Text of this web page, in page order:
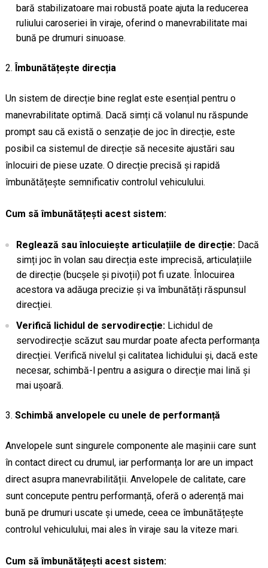
bară stabilizatoare mai robustă poate ajuta la reducerea
ruliului caroseriei în viraje, oferind o manevrabilitate mai
bună pe drumuri sinuoase.
Îmbunătățește direcția
Un sistem de direcție bine reglat este esențial pentru o
manevrabilitate optimă. Dacă simți că volanul nu răspunde
prompt sau că există o senzație de joc în direcție, este
posibil ca sistemul de direcție să necesite ajustări sau
înlocuiri de piese uzate. O direcție precisă și rapidă
îmbunătățește semnificativ controlul vehiculului.
Cum să îmbunătățești acest sistem:
Reglează sau înlocuiește articulațiile de direcție:Dacă
simți joc în volan sau direcția este imprecisă, articulațiile
de direcție (bucșele și pivoții) pot fi uzate. Înlocuirea
acestora va adăuga precizie și va îmbunătăți răspunsul
direcției.
Verifică lichidul de servodirecție:Lichidul de
servodirecție scăzut sau murdar poate afecta performanța
direcției. Verifică nivelul și calitatea lichidului și, dacă este
necesar, schimbă-l pentru a asigura o direcție mai lină și
mai ușoară.
Schimbă anvelopele cu unele de performanță
Anvelopele sunt singurele componente ale mașinii care sunt
în contact direct cu drumul, iar performanța lor are un impact
direct asupra manevrabilității. Anvelopele de calitate, care
sunt concepute pentru performanță, oferă o aderență mai
bună pe drumuri uscate și umede, ceea ce îmbunătățește
controlul vehiculului, mai ales în viraje sau la viteze mari.
Cum să îmbunătățești acest sistem: